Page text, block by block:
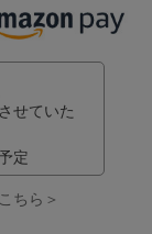
せていた
定
ちら＞